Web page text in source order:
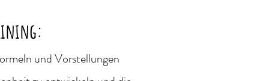
und Vorstellungen